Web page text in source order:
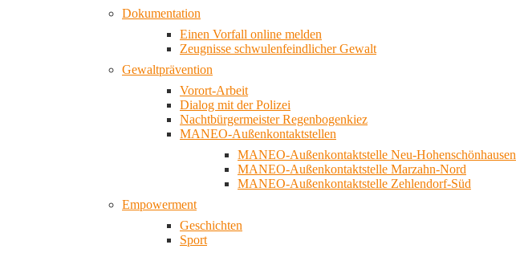
Dokumentation
Einen Vorfall online melden
Zeugnisse schwulenfeindlicher Gewalt
Gewaltprävention
Vorort-Arbeit
Dialog mit der Polizei
Nachtbürgermeister Regenbogenkiez
MANEO-Außenkontaktstellen
MANEO-Außenkontaktstelle Neu-Hohenschönhausen
MANEO-Außenkontaktstelle Marzahn-Nord
MANEO-Außenkontaktstelle Zehlendorf-Süd
Empowerment
Geschichten
Sport